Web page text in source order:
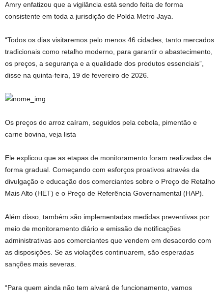
Amry enfatizou que a vigilância está sendo feita de forma
consistente em toda a jurisdição de Polda Metro Jaya.
“Todos os dias visitaremos pelo menos 46 cidades, tanto mercados
tradicionais como retalho moderno, para garantir o abastecimento,
os preços, a segurança e a qualidade dos produtos essenciais”,
disse na quinta-feira, 19 de fevereiro de 2026.
Os preços do arroz caíram, seguidos pela cebola, pimentão e
carne bovina, veja lista
Ele explicou que as etapas de monitoramento foram realizadas de
forma gradual. Começando com esforços proativos através da
divulgação e educação dos comerciantes sobre o Preço de Retalho
Mais Alto (HET) e o Preço de Referência Governamental (HAP).
Além disso, também são implementadas medidas preventivas por
meio de monitoramento diário e emissão de notificações
administrativas aos comerciantes que vendem em desacordo com
as disposições. Se as violações continuarem, são esperadas
sanções mais severas.
“Para quem ainda não tem alvará de funcionamento, vamos